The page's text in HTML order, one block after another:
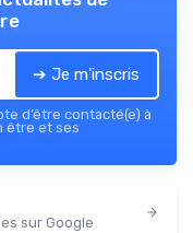
➔ Je m'inscris
d’être contacté(e) à
être et ses
sur Google